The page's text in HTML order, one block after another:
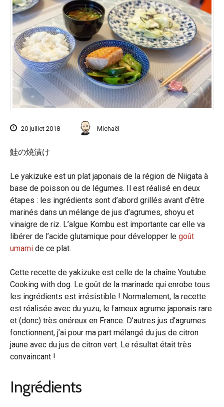
20 juillet 2018 Michaël
鮭の焼漬け
Le yakizuke est un plat japonais de la région de Niigata à
base de poisson ou de légumes. Il est réalisé en deux
étapes : les ingrédients sont d’abord grillés avant d’être
marinés dans un mélange de jus d’agrumes, shoyu et
vinaigre de riz. L’algue Kombu est importante car elle va
libérer de l’acide glutamique pour développer le goût
umami de ce plat.
Cette recette de yakizuke est celle de la chaîne Youtube
Cooking with dog. Le goût de la marinade qui enrobe tous
les ingrédients est irrésistible ! Normalement, la recette
est réalisée avec du yuzu, le fameux agrume japonais rare
et (donc) très onéreux en France. D’autres jus d’agrumes
fonctionnent, j’ai pour ma part mélangé du jus de citron
jaune avec du jus de citron vert. Le résultat était très
convaincant !
Ingrédients